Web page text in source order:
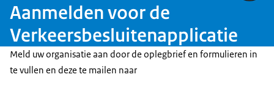
Aanmelden voor de
Verkeersbesluitenapplicatie
Meld uw organisatie aan door de oplegbrief en formulieren in
te vullen en deze te mailen naar